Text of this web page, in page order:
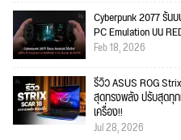
Cyberpunk 2077 รัน
PC Emulation บน
Feb 18, 2026
รีวิว ASUS ROG
สุดทรงพลัง ปรับสุดทุ
เครื่อง!!
Jul 28, 2026